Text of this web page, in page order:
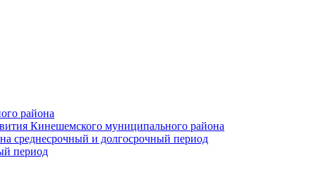
района
Кинешемского муниципального района
среднесрочный и долгосрочный период
период